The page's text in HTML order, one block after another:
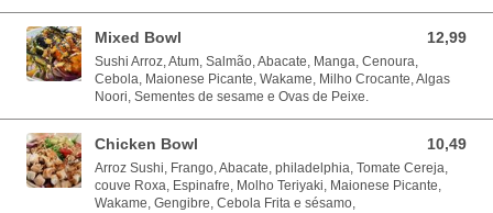
Mixed Bowl 12,99
12,99 EUR
Sushi Arroz, Atum, Salmão, Abacate, Manga, Cenoura,
Cebola, Maionese Picante, Wakame, Milho Crocante, Algas
Noori, Sementes de sesame e Ovas de Peixe.
Chicken Bowl 10,49
10,49 EUR
Arroz Sushi, Frango, Abacate, philadelphia, Tomate Cereja,
couve Roxa, Espinafre, Molho Teriyaki, Maionese Picante,
Wakame, Gengibre, Cebola Frita e sésamo,